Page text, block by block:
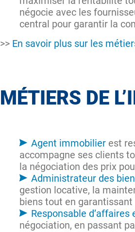
négocie avec les
central pour garantir la
>> En savoir plus sur les
MÉTIERS DE
Agent immobilier est
accompagne ses clients
la négociation des prix
Administrateur des
gestion locative, la
biens tout en
Responsable
négociation, en passant